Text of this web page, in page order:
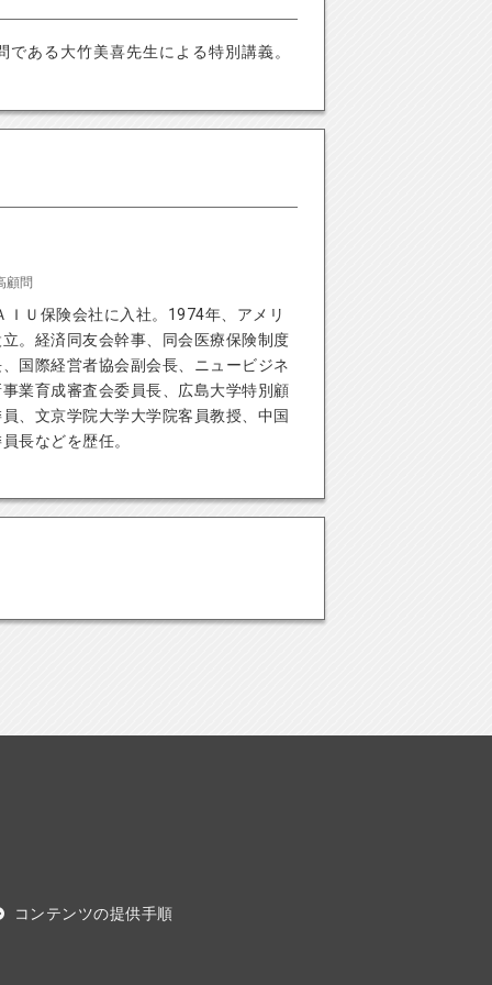
ある大竹美喜先生による特別講義。
顧問
Ｕ保険会社に入社。1974年、アメリ
。経済同友会幹事、同会医療保険制度
国際経営者協会副会長、ニュービジネ
業育成審査会委員長、広島大学特別顧
、文京学院大学大学院客員教授、中国
長などを歴任。
コンテンツの提供手順